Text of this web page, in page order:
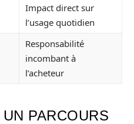
Impact direct sur
l’usage quotidien
Responsabilité
incombant à
l’acheteur
PARCOURS